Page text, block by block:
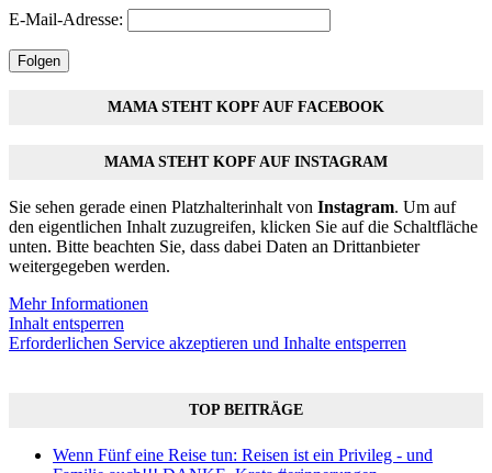
E-Mail-Adresse:
Folgen
MAMA STEHT KOPF AUF FACEBOOK
MAMA STEHT KOPF AUF INSTAGRAM
Sie sehen gerade einen Platzhalterinhalt von Instagram. Um auf
den eigentlichen Inhalt zuzugreifen, klicken Sie auf die Schaltfläche
unten. Bitte beachten Sie, dass dabei Daten an Drittanbieter
weitergegeben werden.
Mehr Informationen
Inhalt entsperren
Erforderlichen Service akzeptieren und Inhalte entsperren
TOP BEITRÄGE
Wenn Fünf eine Reise tun: Reisen ist ein Privileg - und